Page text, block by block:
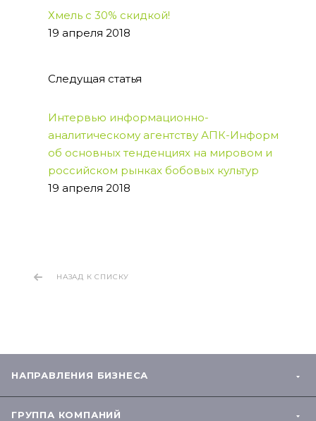
Хмель с 30% скидкой!
19 апреля 2018
Следущая статья
Интервью информационно-
аналитическому агентству АПК-Информ
об основных тенденциях на мировом и
российском рынках бобовых культур
19 апреля 2018
НАЗАД К СПИСКУ
НАПРАВЛЕНИЯ БИЗНЕСА
ГРУППА КОМПАНИЙ